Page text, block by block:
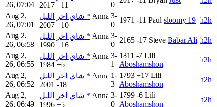
26, 07:04
2017 +11 0
Aug 2,
26, 07:01
شاي اخر الليل * Anna
2007 +10
3-
0
1971 -11 Paul sloomy 19 h2h
Aug 2,
26, 06:58
شاي اخر الليل * Anna
1990 +16
3-
0
2165 -17 Steve Babar Ali h2h
Aug 2,
26, 06:55
شاي اخر الليل * Anna
1984 +6
3-
1
1811 -7 Lili
Aboshamshon
h2h
Aug 2,
26, 06:52
شاي اخر الليل * Anna
2001 -18
1-
3
1793 +17 Lili
Aboshamshon
h2h
Aug 2,
26, 06:49
شاي اخر الليل * Anna
1996 +5
3-
0
1799 -6 Lili
Aboshamshon
h2h